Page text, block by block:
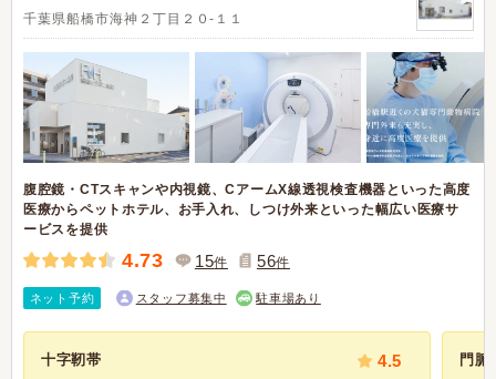
千葉県船橋市海神２丁目２０-１１
腹腔鏡・CTスキャンや内視鏡、CアームX線透視検査機器といった高度
医療からペットホテル、お手入れ、しつけ外来といった幅広い医療サ
ービスを提供
4.73 15件 56件
ネット予約 スタッフ募集中 駐車場あり
十字靭帯 4.5 門脈